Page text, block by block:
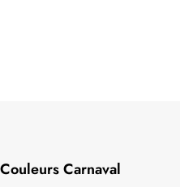
Couleurs Carnaval